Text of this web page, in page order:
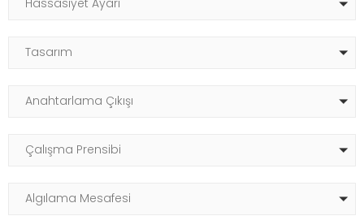
Hassasiyet Ayarı
Tasarım
Anahtarlama Çıkışı
Çalışma Prensibi
Algılama Mesafesi